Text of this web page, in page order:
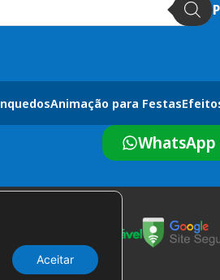
Animação para Festas
WhatsApp
Aceitar